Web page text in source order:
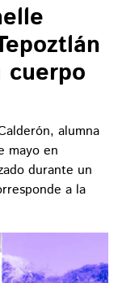
cuerpo
alumna
mayo en
durante un
a la